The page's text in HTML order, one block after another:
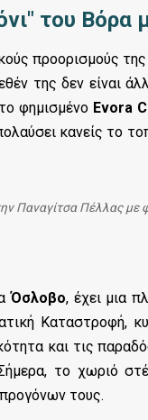
του Βόρα
προορισμούς
της δεν είναι
φημισμένο Evora
κανείς το
Παναγίτσα Πέλλας με
Όσλοβο, έχει μια
Καταστροφή,
και τις
το χωριό
τους.